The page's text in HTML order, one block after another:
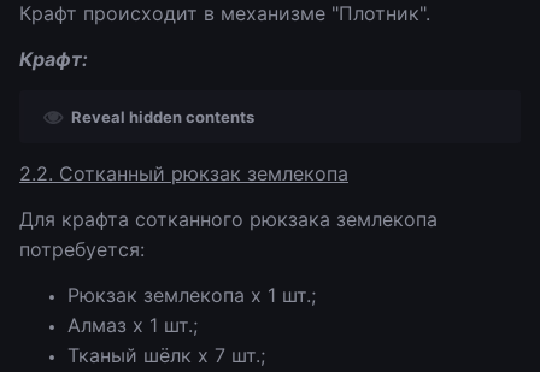
Крафт происходит в механизме "Плотник".
Крафт:
Reveal hidden contents
2.2. Сотканный рюкзак землекопа
Для крафта сотканного рюкзака землекопа
потребуется:
Рюкзак землекопа х 1 шт.;
Алмаз х 1 шт.;
Тканый шёлк х 7 шт.;